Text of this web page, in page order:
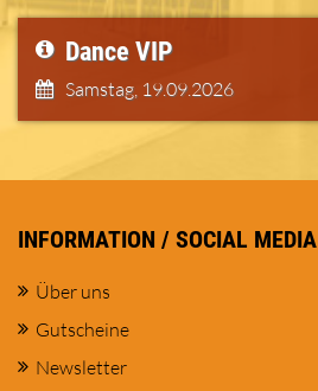
Dance VIP
Samstag, 19.09.2026
INFORMATION / SOCIAL MEDIA
Über uns
Gutscheine
Newsletter